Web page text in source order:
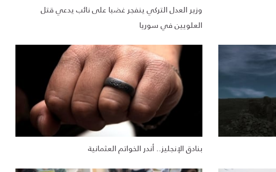
وزير العدل التركي ينفجر غضبا على نائب يدعي قتل
العلويين في سوريا
بنادق الإنجليز.. أندر الخواتم العثمانية